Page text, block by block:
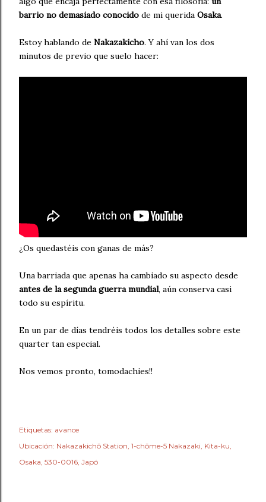
barrio no demasiado conocido de mi querida Osaka.
Estoy hablando de Nakazakicho. Y ahí van los dos
minutos de previo que suelo hacer:
¿Os quedastéis con ganas de más?
Una barriada que apenas ha cambiado su aspecto desde
antes de la segunda guerra mundial, aún conserva casi
todo su espíritu.
En un par de días tendréis todos los detalles sobre este
quarter tan especial.
Nos vemos pronto, tomodachies!!
Etiquetas: avance
Ubicación: Nakazakichō Station, 1-chōme-5 Nakazaki, Kita-ku,
Osaka, 530-0016, Japó